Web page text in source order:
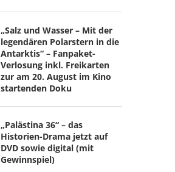
„Salz und Wasser – Mit der
legendären Polarstern in die
Antarktis“ – Fanpaket-
Verlosung inkl. Freikarten
zur am 20. August im Kino
startenden Doku
„Palästina 36“ – das
Historien-Drama jetzt auf
DVD sowie digital (mit
Gewinnspiel)